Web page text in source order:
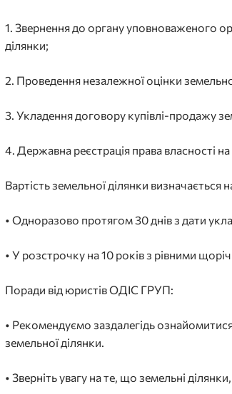
1. Звернення до органу уповноваженого
ділянки;
2. Проведення незалежної оцінки
3. Укладення договору купівлі-продажу
4. Державна реєстрація права власності
Вартість земельної ділянки
• Одноразово протягом 30 днів з дати
• У розстрочку на 10 років з рівними
Поради від юристів ОДІС ГРУП:
• Рекомендуємо заздалегідь
земельної ділянки.
• Зверніть увагу на те, що земельні